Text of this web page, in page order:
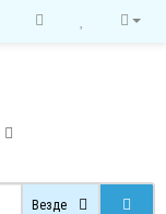
Везде